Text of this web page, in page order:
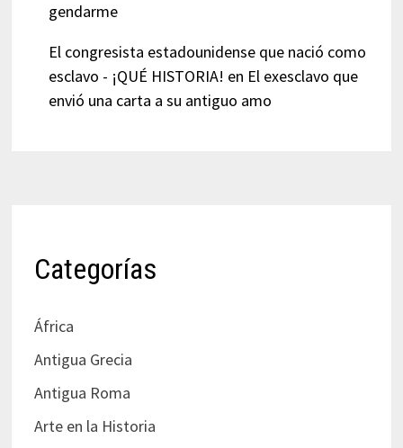
gendarme
El congresista estadounidense que nació como
esclavo - ¡QUÉ HISTORIA! en El exesclavo que
envió una carta a su antiguo amo
Categorías
África
Antigua Grecia
Antigua Roma
Arte en la Historia